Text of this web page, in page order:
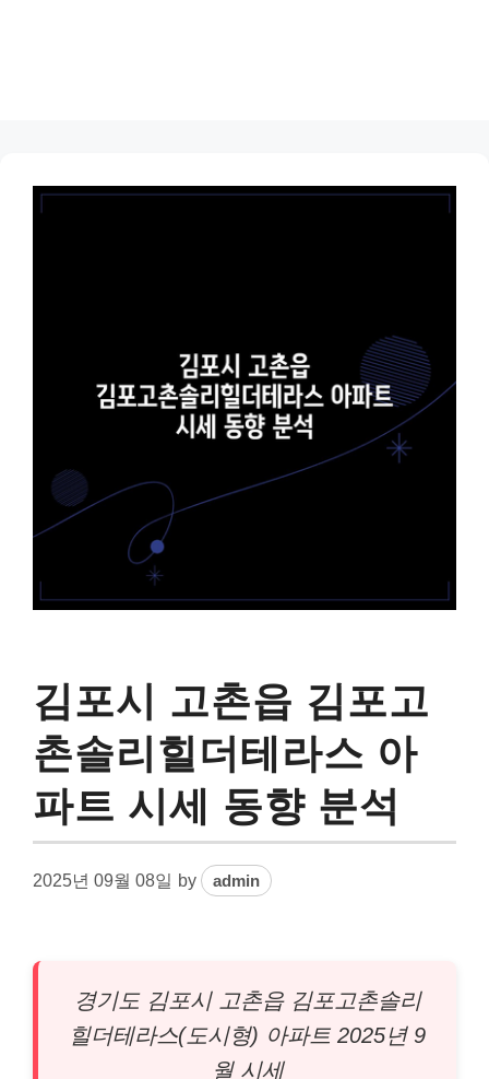
김포시 고촌읍 김포고
촌솔리힐더테라스 아
파트 시세 동향 분석
2025년 09월 08일 by admin
경기도 김포시 고촌읍 김포고촌솔리
힐더테라스(도시형) 아파트 2025년 9
월 시세